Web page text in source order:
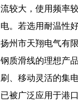
流较大，使用频率
电。若选用耐温性
扬州市天翔电气有
钢质滑线的理想产
刷、移动灵活的集
已被广泛应用于港